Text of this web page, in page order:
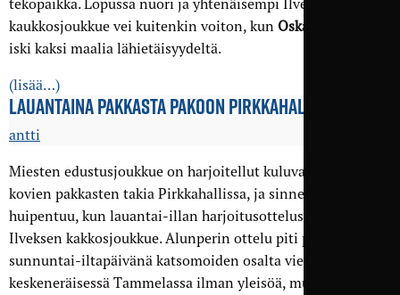
tekopaikka. Lopussa nuori ja yhtenäisempi Ilveksen
kaukkosjoukkue vei kuitenkin voiton, kun Oskari Paavola
iski kaksi maalia lähietäisyydeltä.
(lisää…)
LAUANTAINA PAKKASTA PAKOON PIRKKAHALLIIN
antti
Miesten edustusjoukkue on harjoitellut kuluvalla viikolla
kovien pakkasten takia Pirkkahallissa, ja sinne viikko myös
huipentuu, kun lauantai-illan harjoitusottelussa kohdataan
Ilveksen kakkosjoukkue. Alunperin ottelu piti pelata vasta
sunnuntai-iltapäivänä katsomoiden osalta vielä
keskeneräisessä Tammelassa ilman yleisöä, mutta